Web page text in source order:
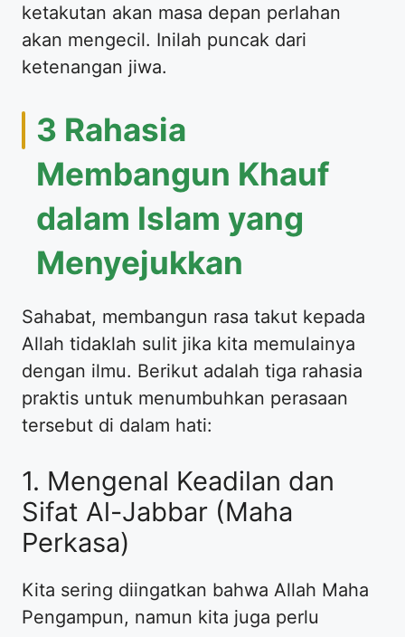
ketakutan akan masa depan perlahan
akan mengecil. Inilah puncak dari
ketenangan jiwa.
3 Rahasia
Membangun Khauf
dalam Islam yang
Menyejukkan
Sahabat, membangun rasa takut kepada
Allah tidaklah sulit jika kita memulainya
dengan ilmu. Berikut adalah tiga rahasia
praktis untuk menumbuhkan perasaan
tersebut di dalam hati:
1. Mengenal Keadilan dan
Sifat Al-Jabbar (Maha
Perkasa)
Kita sering diingatkan bahwa Allah Maha
Pengampun, namun kita juga perlu